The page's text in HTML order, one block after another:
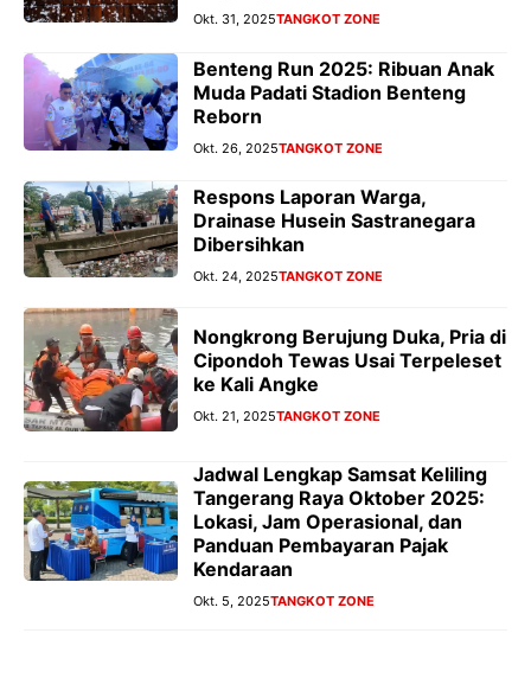
Okt. 31, 2025TANGKOT ZONE
Benteng Run 2025: Ribuan Anak
Muda Padati Stadion Benteng
Reborn
Okt. 26, 2025TANGKOT ZONE
Respons Laporan Warga,
Drainase Husein Sastranegara
Dibersihkan
Okt. 24, 2025TANGKOT ZONE
Nongkrong Berujung Duka, Pria di
Cipondoh Tewas Usai Terpeleset
ke Kali Angke
Okt. 21, 2025TANGKOT ZONE
Jadwal Lengkap Samsat Keliling
Tangerang Raya Oktober 2025:
Lokasi, Jam Operasional, dan
Panduan Pembayaran Pajak
Kendaraan
Okt. 5, 2025TANGKOT ZONE